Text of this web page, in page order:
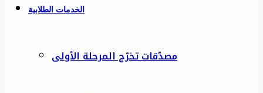
الخدمات الطلابية
مصدّقات تخرّج المرحلة الأولى